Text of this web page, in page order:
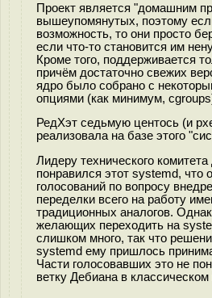
Проект является "домашним
вышеупомянутых, поэтому
возможность, то они просто
если что-то становится им
Кроме того, поддерживается
причём достаточно свежих
ядро было собрано с
опциями (как минимум,
РедХэт седьмую центось (и
реализовала на базе этого
Лидеру технического
понравился этот systemd, что
голосований по вопросу
переделки всего на работу
традиционных аналогов.
желающих переходить на
слишком много, так что
systemd ему пришлось
Части голосовавших это не
ветку Дебиана в